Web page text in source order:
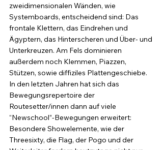
zweidimensionalen Wänden, wie
Systemboards, entscheidend sind: Das
frontale Klettern, das Eindrehen und
Ägyptern, das Hinterscheren und Über- und
Unterkreuzen. Am Fels dominieren
außerdem noch Klemmen, Piazzen,
Stützen, sowie diffiziles Plattengeschiebe.
In den letzten Jahren hat sich das
Bewegungsrepertoire der
Routesetter/innen dann auf viele
“Newschool”-Bewegungen erweitert:
Besondere Showelemente, wie der
Threesixty, die Flag, der Pogo und der